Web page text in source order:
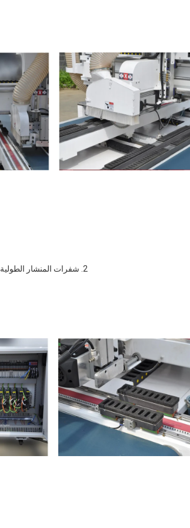
2. شفرات المنشار الطولية الرئيسية والمساعدة